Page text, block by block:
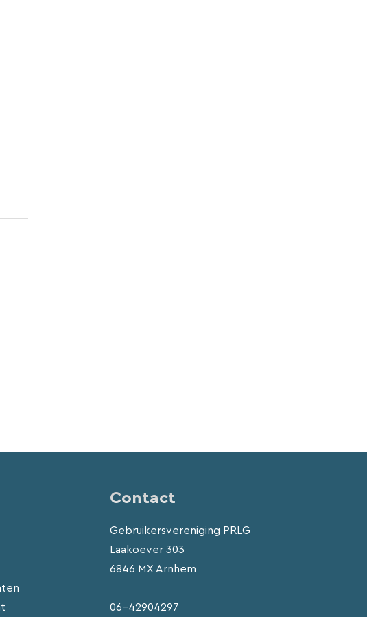
Contact
Gebruikersvereniging PRLG
Laakoever 303
6846 MX Arnhem
06-42904297